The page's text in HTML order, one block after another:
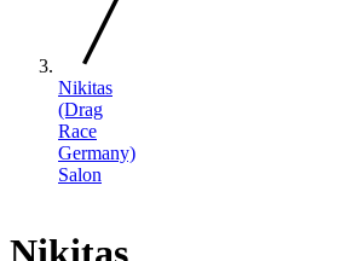
Nikitas
(Drag
Race
Germany)
Salon